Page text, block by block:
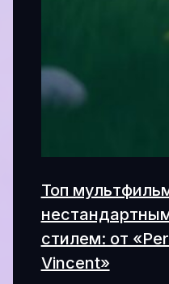
Топ
стилем: от
Vincent»